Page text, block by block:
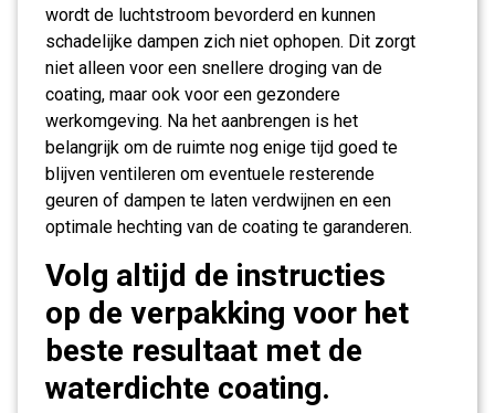
wordt de luchtstroom bevorderd en kunnen
schadelijke dampen zich niet ophopen. Dit zorgt
niet alleen voor een snellere droging van de
coating, maar ook voor een gezondere
werkomgeving. Na het aanbrengen is het
belangrijk om de ruimte nog enige tijd goed te
blijven ventileren om eventuele resterende
geuren of dampen te laten verdwijnen en een
optimale hechting van de coating te garanderen.
Volg altijd de instructies
op de verpakking voor het
beste resultaat met de
waterdichte coating.